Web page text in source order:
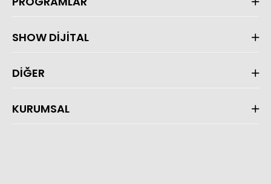
SHOW DİJİTAL
DİĞER
KURUMSAL